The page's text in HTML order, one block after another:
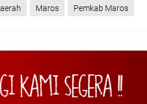
Maros Pemkab Maros